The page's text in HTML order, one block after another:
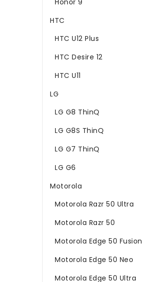
HTC
HTC U12 Plus
HTC Desire 12
HTC U11
LG
LG G8 ThinQ
LG G8S ThinQ
LG G7 ThinQ
LG G6
Motorola
Motorola Razr 50 Ultra
Motorola Razr 50
Motorola Edge 50 Fusion
Motorola Edge 50 Neo
Motorola Edge 50 Ultra